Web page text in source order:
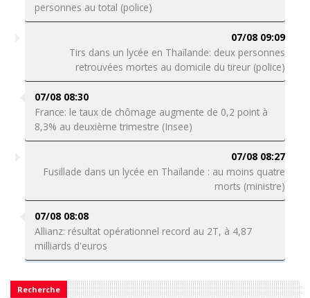
personnes au total (police)
07/08 09:09
Tirs dans un lycée en Thaïlande: deux personnes
retrouvées mortes au domicile du tireur (police)
07/08 08:30
France: le taux de chômage augmente de 0,2 point à
8,3% au deuxième trimestre (Insee)
07/08 08:27
Fusillade dans un lycée en Thaïlande : au moins quatre
morts (ministre)
07/08 08:08
Allianz: résultat opérationnel record au 2T, à 4,87
milliards d'euros
Recherche